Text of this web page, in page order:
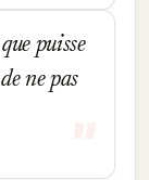
puisse
ne pas